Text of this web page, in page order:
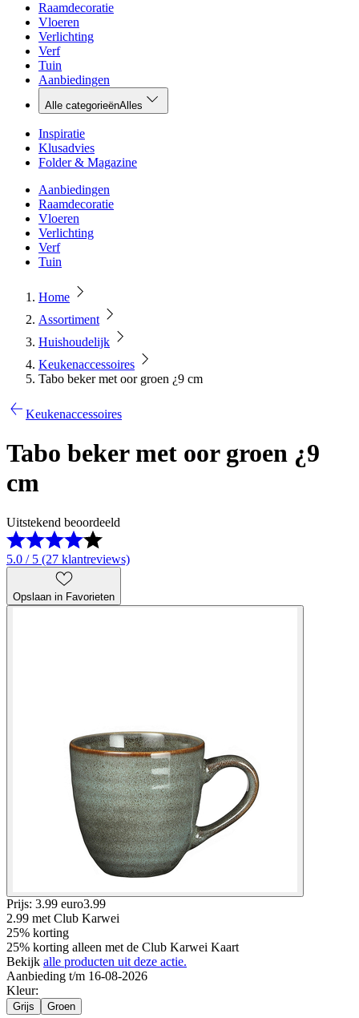
Raamdecoratie
Vloeren
Verlichting
Verf
Tuin
Aanbiedingen
Alle categorieënAlles
Inspiratie
Klusadvies
Folder & Magazine
Aanbiedingen
Raamdecoratie
Vloeren
Verlichting
Verf
Tuin
Home
Assortiment
Huishoudelijk
Keukenaccessoires
Tabo beker met oor groen ¿9 cm
Keukenaccessoires
Tabo beker met oor groen ¿9
cm
Uitstekend beoordeeld
5.0 / 5 (27 klantreviews)
Opslaan in Favorieten
Prijs: 3.99 euro3.99
2.99 met Club Karwei
25% korting
25% korting alleen met de Club Karwei Kaart
Bekijk alle producten uit deze actie.
Aanbieding t/m 16-08-2026
Kleur:
Grijs Groen